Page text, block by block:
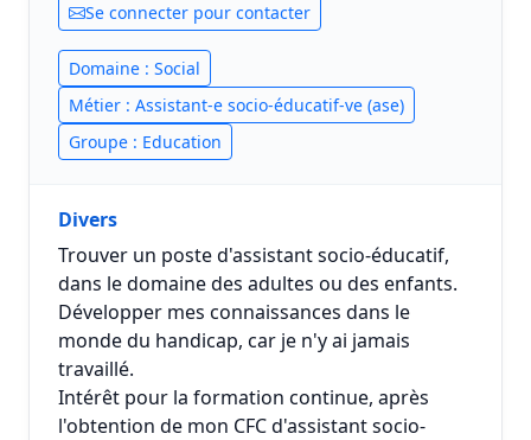
Se connecter pour contacter
Domaine : Social
Métier : Assistant-e socio-éducatif-ve (ase)
Groupe : Education
Divers
Trouver un poste d'assistant socio-éducatif,
dans le domaine des adultes ou des enfants.
Développer mes connaissances dans le
monde du handicap, car je n'y ai jamais
travaillé.
Intérêt pour la formation continue, après
l'obtention de mon CFC d'assistant socio-